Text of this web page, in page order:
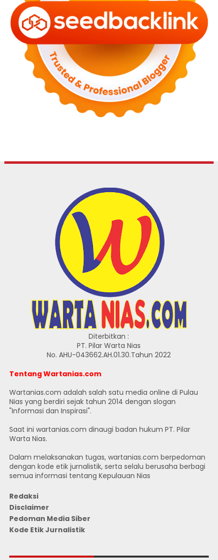
Diterbitkan :
PT. Pilar Warta Nias
No. AHU-043662.AH.01.30.Tahun 2022
Tentang Wartanias.com
Wartanias.com adalah salah satu media online di Pulau
Nias yang berdiri sejak tahun 2014 dengan slogan
"Informasi dan Inspirasi".
Saat ini wartanias.com dinaugi badan hukum PT. Pilar
Warta Nias.
Dalam melaksanakan tugas, wartanias.com berpedoman
dengan kode etik jurnalistik, serta selalu berusaha berbagi
semua informasi tentang Kepulauan Nias
Redaksi
Disclaimer
Pedoman Media Siber
Kode Etik Jurnalistik